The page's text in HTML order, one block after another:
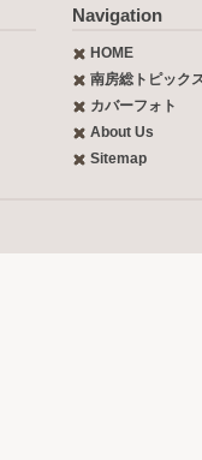
Navigation
HOME
南房総トピック
カバーフォト
About Us
Sitemap